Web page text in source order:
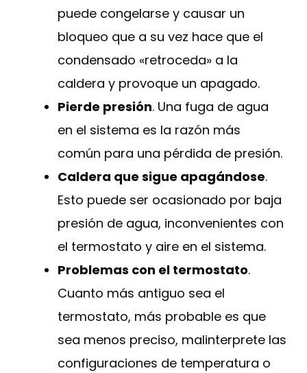
puede congelarse y causar un
bloqueo que a su vez hace que el
condensado «retroceda» a la
caldera y provoque un apagado.
Pierde presión. Una fuga de agua
en el sistema es la razón más
común para una pérdida de presión.
Caldera que sigue apagándose.
Esto puede ser ocasionado por baja
presión de agua, inconvenientes con
el termostato y aire en el sistema.
Problemas con el termostato.
Cuanto más antiguo sea el
termostato, más probable es que
sea menos preciso, malinterprete las
configuraciones de temperatura o